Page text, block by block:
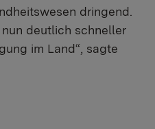
dringend.
deutlich schneller
im Land“, sagte